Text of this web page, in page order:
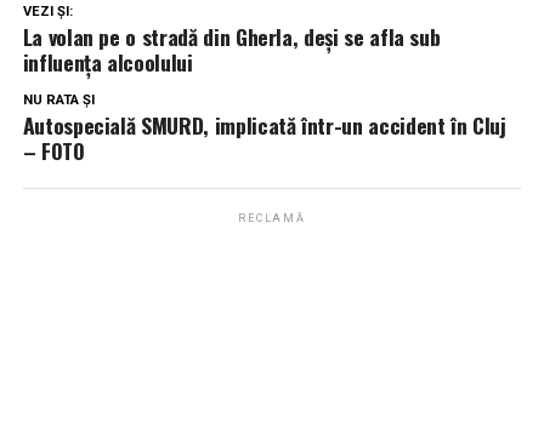
VEZI ȘI:
La volan pe o stradă din Gherla, deși se afla sub
influența alcoolului
NU RATA ȘI
Autospecială SMURD, implicată într-un accident în Cluj
– FOTO
RECLAMĂ